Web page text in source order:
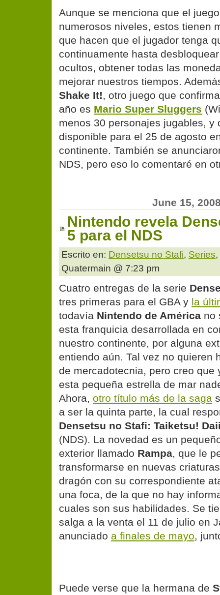
Aunque se menciona que el
numerosos niveles, estos tienen
que hacen que el jugador tenga
continuamente hasta
ocultos, obtener todas las
mejorar nuestros tiempos.
Shake It!, otro juego que
año es Mario Super Sluggers
menos 30 personajes jugables, y
disponible para el 25 de agosto
continente. También se
NDS, pero eso lo comentaré en
June 15,
Nintendo revela
5 para el NDS
Escrito en: Densetsu no Stafi, Series,
Quatermain @ 7:23 pm
Cuatro entregas de la serie
tres primeras para el GBA y la
todavía Nintendo de América no
esta franquicia desarrollada en
nuestro continente, por alguna
entiendo aún. Tal vez no quieren
de mercadotecnia, pero creo que
esta pequeña estrella de mar
Ahora, otro título más de la saga
a ser la quinta parte, la cual
Densetsu no Stafi: Taiketsu!
(NDS). La novedad es un
exterior llamado Rampa, que le
transformarse en nuevas
dragón con su correspondiente
una foca, de la que no hay
cuales son sus habilidades. Se
salga a la venta el 11 de julio en
anunciado a finales de mayo,
Puede verse que la hermana de